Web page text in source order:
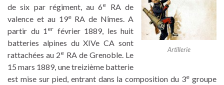
Artillerie
de six par régiment, au 6e
RA de
valence et au 19eRA de Nîmes. A
partir du 1 er février 1889, les huit
batteries alpines du XIVe CA sont
rattachées au 2e RA de Grenoble. Le
15 mars 1889, une treizième batterie
est mise sur pied, entrant dans la composition du 3e groupe